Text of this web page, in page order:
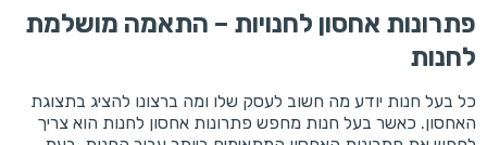
פתרונות אחסון לחנויות – התאמה מושלמת
לחנות
כל בעל חנות יודע מה חשוב לעסק שלו ומה ברצונו להציג בתצוגת
האחסון. כאשר בעל חנות מחפש פתרונות אחסון לחנות הוא צריך